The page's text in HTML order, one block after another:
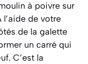
à poivre sur
de votre
de la galette
un carré qui
C’est la